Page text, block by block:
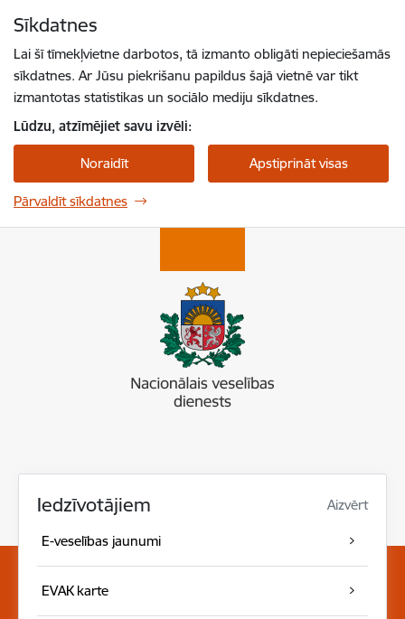
Sīkdatnes
Lai šī tīmekļvietne darbotos, tā izmanto obligāti nepieciešamās
sīkdatnes. Ar Jūsu piekrišanu papildus šajā vietnē var tikt
izmantotas statistikas un sociālo mediju sīkdatnes.
Lūdzu, atzīmējiet savu izvēli:
Noraidīt Apstiprināt visas
Pārvaldīt sīkdatnes
Iedzīvotājiem Aizvērt
E-veselības jaunumi
EVAK karte